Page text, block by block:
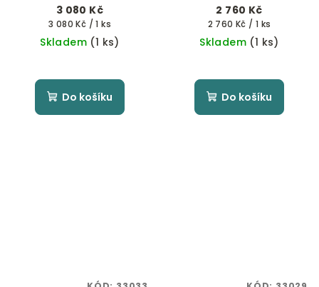
3 080 Kč
Měrná
cena:
3 080 Kč / 1 ks
Skladem (1 ks)
Do košíku
2 760 Kč
Měrná
cena:
2 760 Kč / 1 ks
Skladem (1 ks)
Do košíku